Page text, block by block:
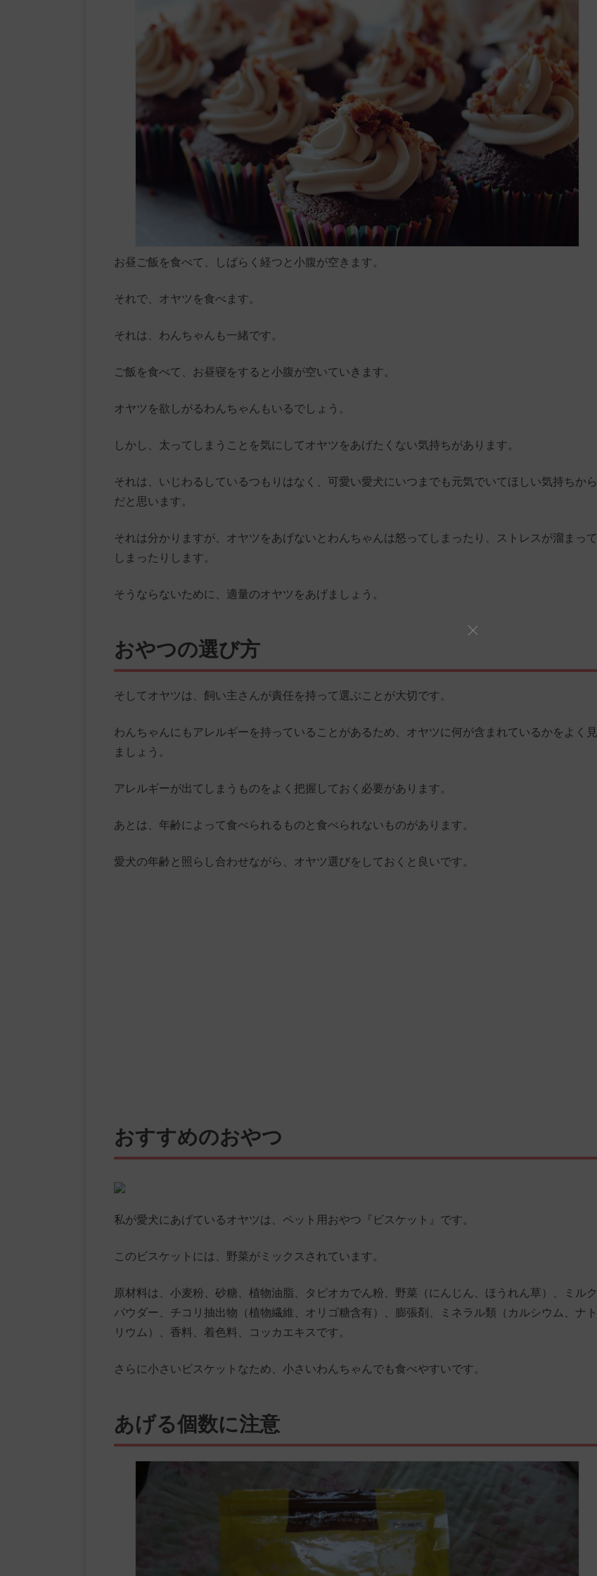
お昼ご飯を食べて、しばらく経つと小腹が空きます。
それで、オヤツを食べます。
それは、わんちゃんも一緒です。
ご飯を食べて、お昼寝をすると小腹が空いていきます。
オヤツを欲しがるわんちゃんもいるでしょう。
しかし、太ってしまうことを気にしてオヤツをあげたくない気持ちがあります。
それは、いじわるしているつもりはなく、可愛い愛犬にいつまでも元気でいてほしい気持ちから
だと思います。
それは分かりますが、オヤツをあげないとわんちゃんは怒ってしまったり、ストレスが溜まって
しまったりします。
そうならないために、適量のオヤツをあげましょう。
おやつの選び方
そしてオヤツは、飼い主さんが責任を持って選ぶことが大切です。
わんちゃんにもアレルギーを持っていることがあるため、オヤツに何が含まれているかをよく見
ましょう。
アレルギーが出てしまうものをよく把握しておく必要があります。
あとは、年齢によって食べられるものと食べられないものがあります。
愛犬の年齢と照らし合わせながら、オヤツ選びをしておくと良いです。
おすすめのおやつ
私が愛犬にあげているオヤツは、ペット用おやつ『ビスケット』です。
このビスケットには、野菜がミックスされています。
原材料は、小麦粉、砂糖、植物油脂、タピオカでん粉、野菜（にんじん、ほうれん草）、ミルク
パウダー、チコリ抽出物（植物繊維、オリゴ糖含有）、膨張剤、ミネラル類（カルシウム、ナト
リウム）、香料、着色料、コッカエキスです。
さらに小さいビスケットなため、小さいわんちゃんでも食べやすいです。
あげる個数に注意